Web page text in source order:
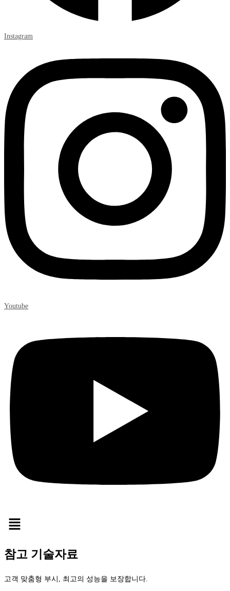
Instagram
Youtube
참고 기술자료
고객 맞춤형 부시, 최고의 성능을 보장합니다.